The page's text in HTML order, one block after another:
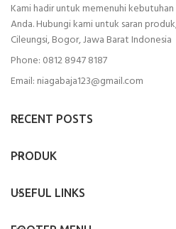
Kami hadir untuk memenuhi
Anda. Hubungi kami untuk saran
Cileungsi, Bogor, Jawa Barat Indonesia
Phone: 0812 8947 8187
Email: niagabaja123@gmail.com
RECENT POSTS
PRODUK
USEFUL LINKS